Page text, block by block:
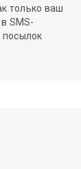
только ваш
SMS-
посылок